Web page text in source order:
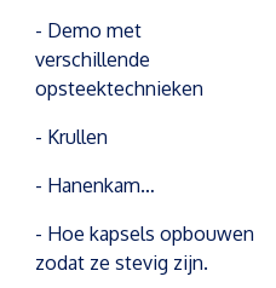
- Demo met
verschillende
opsteektechnieken
- Krullen
- Hanenkam…
- Hoe kapsels opbouwen
zodat ze stevig zijn.